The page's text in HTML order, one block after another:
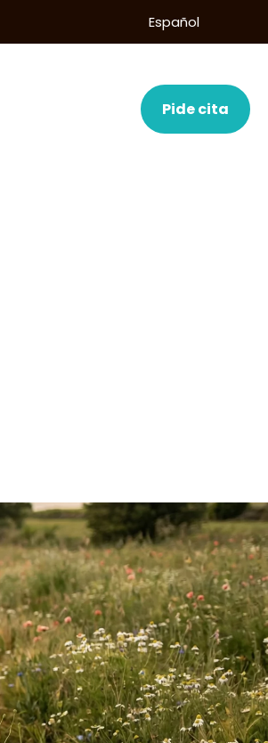
Español
Pide cita